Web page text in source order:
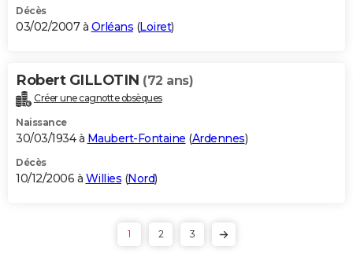
Décès
03/02/2007 à Orléans (Loiret)
Robert GILLOTIN (72 ans)
Créer une cagnotte obsèques
Naissance
30/03/1934 à Maubert-Fontaine (Ardennes)
Décès
10/12/2006 à Willies (Nord)
1 2 3